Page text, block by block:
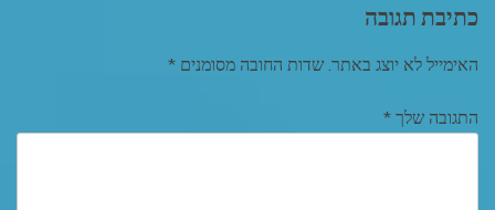
כתיבת תגובה
האימייל לא יוצג באתר. שדות החובה מסומנים *
התגובה שלך *